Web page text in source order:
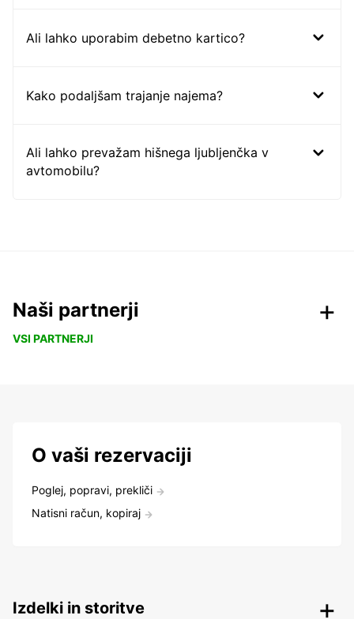
Ali lahko uporabim debetno kartico?
Kako podaljšam trajanje najema?
Ali lahko prevažam hišnega ljubljenčka v
avtomobilu?
Naši partnerji
VSI PARTNERJI
O vaši rezervaciji
Poglej, popravi, prekliči
Natisni račun, kopiraj
Izdelki in storitve